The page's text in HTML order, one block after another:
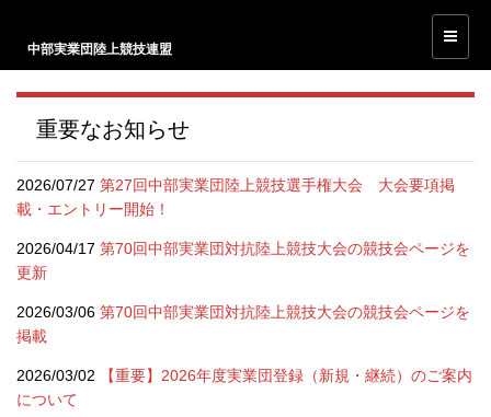
中部実業団陸上競技連盟
重要なお知らせ
2026/07/27 第27回中部実業団陸上競技選手権大会 大会要項掲
載・エントリー開始！
2026/04/17 第70回中部実業団対抗陸上競技大会の競技会ページを
更新
2026/03/06 第70回中部実業団対抗陸上競技大会の競技会ページを
掲載
2026/03/02
【重要】2026年度実業団登録（新規・継続）のご案内
について